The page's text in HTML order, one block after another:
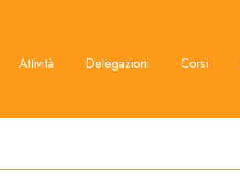
Attività Delegazioni Corsi